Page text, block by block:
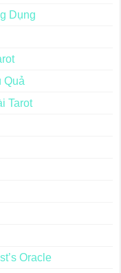
Dụng
Quả
Tarot
Oracle